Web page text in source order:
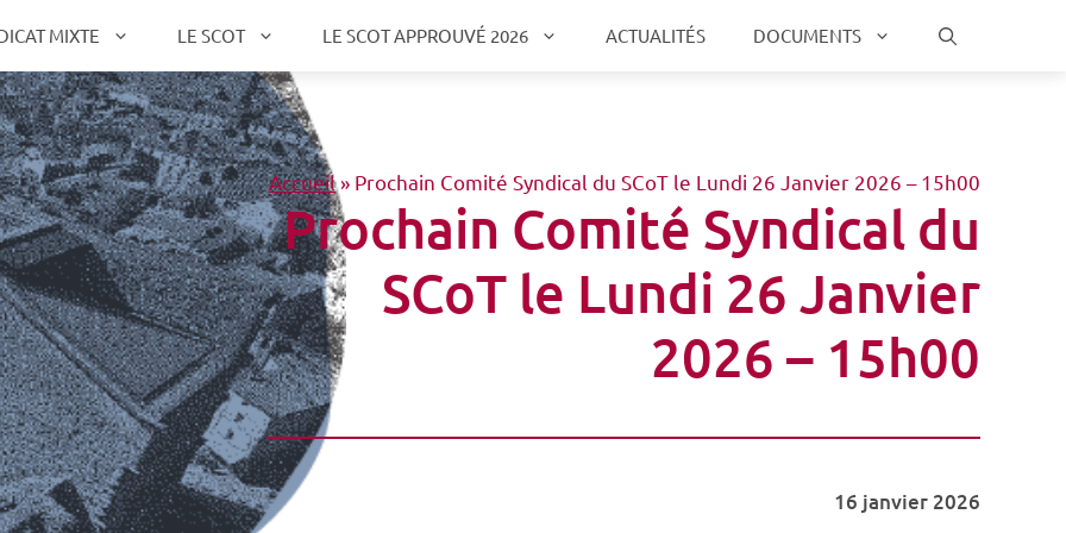
MIXTE LE SCOT LE SCOT APPROUVÉ 2026 ACTUALITÉS DOCUMENTS
Accueil» Prochain Comité Syndical du SCoT le Lundi 26 Janvier 2026 – 15h00
Prochain Comité Syndical du
SCoT le Lundi 26 Janvier
2026 – 15h00
16 janvier 2026